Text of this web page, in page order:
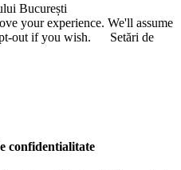
București
your experience. We'll assume
out if you wish.
Setări de
confidentialitate